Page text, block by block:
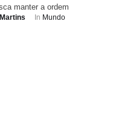
manter a ordem
In Mundo